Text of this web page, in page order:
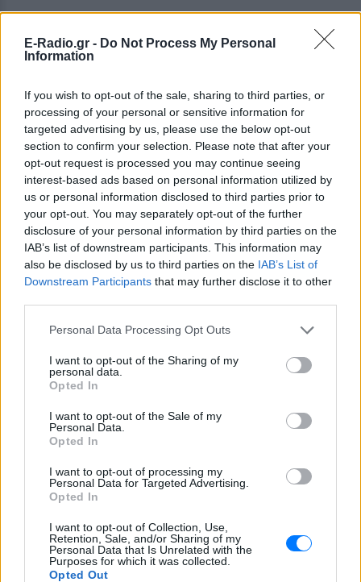
E-Radio.gr - Do Not Process My Personal
Information
If you wish to opt-out of the sale, sharing to third parties, or
processing of your personal or sensitive information for
targeted advertising by us, please use the below opt-out
section to confirm your selection. Please note that after your
opt-out request is processed you may continue seeing
interest-based ads based on personal information utilized by
us or personal information disclosed to third parties prior to
your opt-out. You may separately opt-out of the further
disclosure of your personal information by third parties on the
IAB’s list of downstream participants. This information may
also be disclosed by us to third parties on the IAB’s List of
Downstream Participants that may further disclose it to other
Personal Data Processing Opt Outs
I want to opt-out of the Sharing of my
personal data.
Opted In
I want to opt-out of the Sale of my
Personal Data.
Opted In
I want to opt-out of processing my
Personal Data for Targeted Advertising.
Opted In
I want to opt-out of Collection, Use,
Retention, Sale, and/or Sharing of my
Personal Data that Is Unrelated with the
Purposes for which it was collected.
Opted Out
ΔΕΙΤΕ ΕΠΙΣΗΣ
ΣΤΗΝ ΙΔΙΑ ΚΑΤΗΓΟΡΙΑ
«Θέλω τον μπαμπά μου»: Το
βίντεο της μεθυσμένης οδηγού
που σκότωσε νύφη ώρες μετά
ΣΉΜΕΡΑ
Η Jamie Lee Komoroski, με αλκοόλ
τριπλάσιο του νόμιμου ορίου, έπεσε
αστυνομικό τμήμα αποκαλύπτει τη
συμπεριφορά της λίγο μετά τη μοιραία
Τροχαίο στις Σέρρες: «Έχασα τη
γυναίκα και το παιδί μου, τα
έχασα όλα» ‑ Ο πόνος του
ΣΉΜΕΡΑ
Μητέρα 43 ετών και ο 21χρονος γιος της
σκοτώθηκαν σε μετωπική σύγκρουση με